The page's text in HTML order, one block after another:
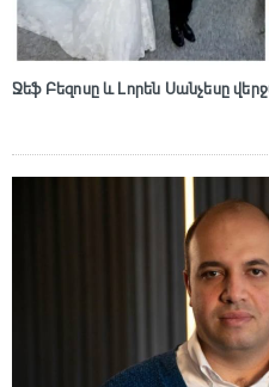
Ջեֆ Բեզոսը և Լորեն Սանչեսը